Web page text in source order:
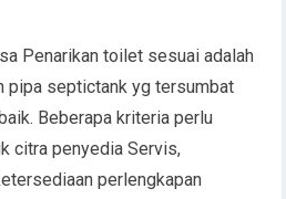
Penarikan toilet sesuai adalah
pipa septictank yg tersumbat
Beberapa kriteria perlu
citra penyedia Servis,
perlengkapan